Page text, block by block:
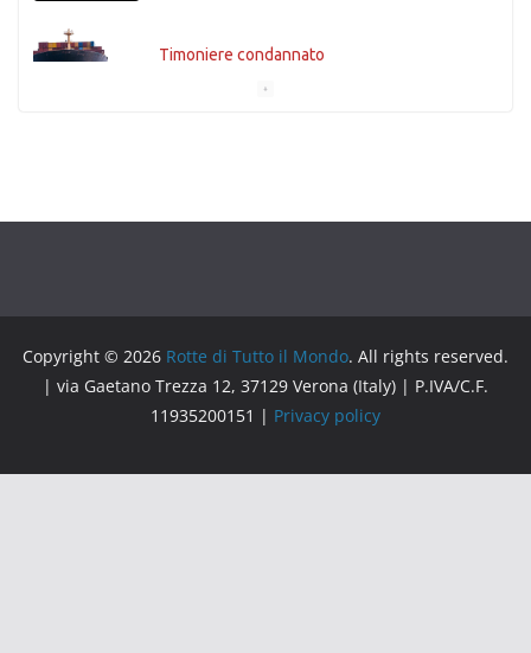
Stretto di Messina
27 Luglio 2026
Copyright © 2026 Rotte di Tutto il Mondo. All rights reserved.
| via Gaetano Trezza 12, 37129 Verona (Italy) | P.IVA/C.F.
11935200151 | Privacy policy